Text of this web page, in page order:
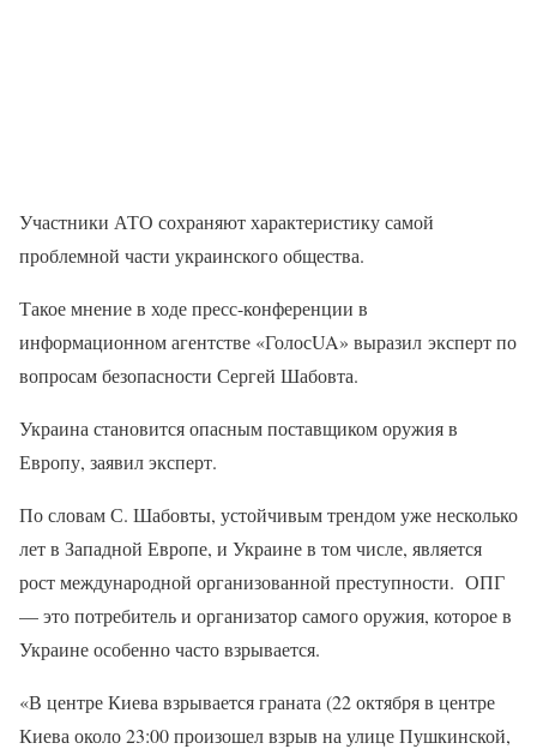
Участники АТО сохраняют характеристику самой
проблемной части украинского общества.
Такое мнение в ходе пресс-конференции в
информационном агентстве «ГолосUA» выразил эксперт по
вопросам безопасности Сергей Шабовта.
Украина становится опасным поставщиком оружия в
Европу, заявил эксперт.
По словам С. Шабовты, устойчивым трендом уже несколько
лет в Западной Европе, и Украине в том числе, является
рост международной организованной преступности. ОПГ
— это потребитель и организатор самого оружия, которое в
Украине особенно часто взрывается.
«В центре Киева взрывается граната (22 октября в центре
Киева около 23:00 произошел взрыв на улице Пушкинской,